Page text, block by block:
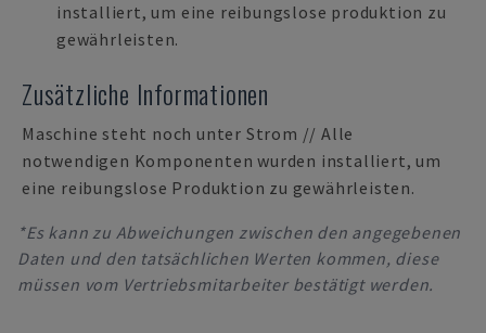
installiert, um eine reibungslose produktion zu
gewährleisten.
Zusätzliche Informationen
Maschine steht noch unter Strom // Alle
notwendigen Komponenten wurden installiert, um
eine reibungslose Produktion zu gewährleisten.
*Es kann zu Abweichungen zwischen den angegebenen
Daten und den tatsächlichen Werten kommen, diese
müssen vom Vertriebsmitarbeiter bestätigt werden.